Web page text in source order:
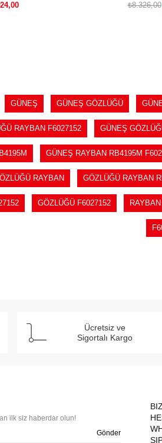
₺8.326,00
GÜNEŞ GÜNEŞ GÖZLÜĞÜ
RAYBAN F6027152 GÜNEŞ
GÜNEŞ RAYBAN RB4195M
RAYBAN GÖZLÜĞÜ RAYBAN
GÖZLÜĞÜ F6027152 RAYBAN
Ücretsiz ve
Sigortalı Kargo
ilk siz haberdar olun!
Gönder